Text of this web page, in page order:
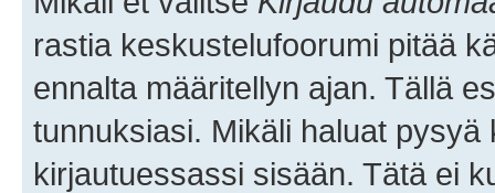
rastia keskustelufoorumi pitää
ennalta määritellyn ajan. Tällä
tunnuksiasi. Mikäli haluat
kirjautuessassi sisään. Tätä ei